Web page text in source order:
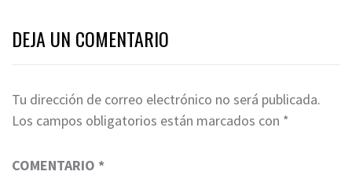
DEJA UN COMENTARIO
Tu dirección de correo electrónico no será publicada.
Los campos obligatorios están marcados con *
COMENTARIO *